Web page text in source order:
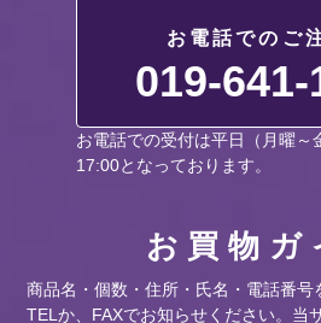
お電話でのご
019-641-
お電話での受付は平日（月曜～
17:00となっております。
お買物ガ
商品名・個数・住所・氏名・電話番号
TELか、FAXでお知らせください。当